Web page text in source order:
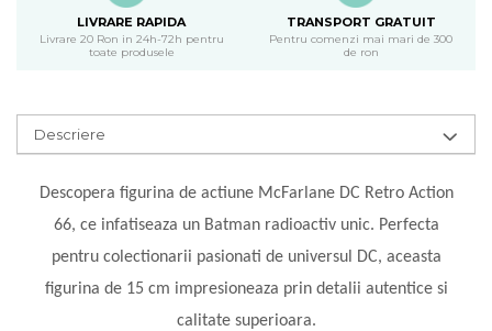
LIVRARE RAPIDA
Livrare 20 Ron in 24h-72h pentru
toate produsele
TRANSPORT GRATUIT
Pentru comenzi mai mari de 300
de ron
Descriere
Descopera figurina de actiune McFarlane DC Retro Action
66, ce infatiseaza un Batman radioactiv unic. Perfecta
pentru colectionarii pasionati de universul DC, aceasta
figurina de 15 cm impresioneaza prin detalii autentice si
calitate superioara.